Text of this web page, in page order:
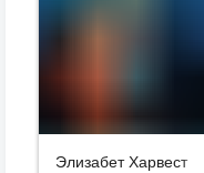
Элизабет Харвест